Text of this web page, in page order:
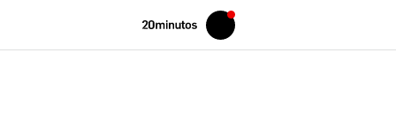
Volver
Iniciar
sesión